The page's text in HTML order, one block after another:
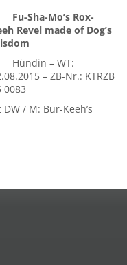
Sha-Mo’s Rox-
Revel made of Dog’s
– WT:
– ZB-Nr.: KTRZB
0083
/ M: Bur-Keeh’s